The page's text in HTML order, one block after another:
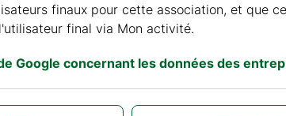
finaux pour cette association, et que
final via Mon activité.
Google concernant les données des